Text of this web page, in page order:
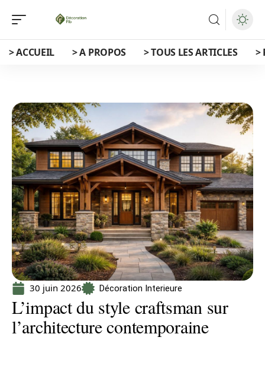
> ACCUEIL > A PROPOS > TOUS LES ARTICLES >
30 juin 2026 Décoration Interieure
L’impact du style craftsman sur
l’architecture contemporaine